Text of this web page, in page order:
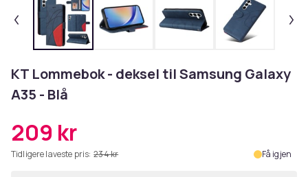
KT Lommebok - deksel til Samsung Galaxy
A35 - Blå
209 kr
Tidligere laveste pris: 234 kr Få igjen